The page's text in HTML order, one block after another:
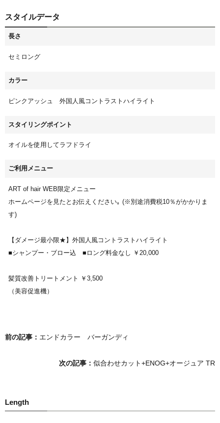
スタイルデータ
長さ
セミロング
カラー
ピンクアッシュ 外国人風コントラストハイライト
スタイリングポイント
オイルを使用してラフドライ
ご利用メニュー
ART of hair WEB限定メニュー
ホームページを見たとお伝えください｡ (※別途消費税10％がかかりま
す)
【ダメージ最小限★】外国人風コントラストハイライト
■シャンプー・ブロー込 ■ロング料金なし ￥20,000
髪質改善トリートメント ￥3,500
（美容促進機）
前の記事： エンドカラー バーガンディ
次の記事： 似合わせカット+ENOG+オージュア TR